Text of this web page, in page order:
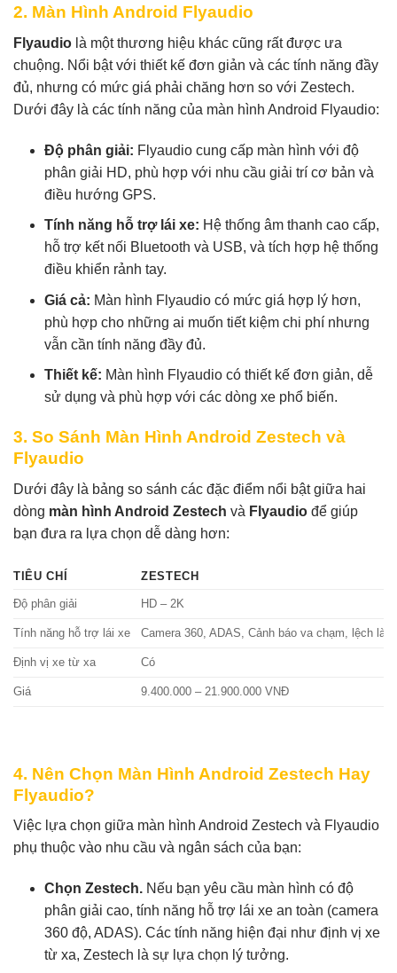
2. Màn Hình Android Flyaudio
Flyaudio là một thương hiệu khác cũng rất được ưa
chuộng. Nổi bật với thiết kế đơn giản và các tính năng đầy
đủ, nhưng có mức giá phải chăng hơn so với Zestech.
Dưới đây là các tính năng của màn hình Android Flyaudio:
Độ phân giải: Flyaudio cung cấp màn hình với độ
phân giải HD, phù hợp với nhu cầu giải trí cơ bản và
điều hướng GPS.
Tính năng hỗ trợ lái xe: Hệ thống âm thanh cao cấp,
hỗ trợ kết nối Bluetooth và USB, và tích hợp hệ thống
điều khiển rảnh tay.
Giá cả: Màn hình Flyaudio có mức giá hợp lý hơn,
phù hợp cho những ai muốn tiết kiệm chi phí nhưng
vẫn cần tính năng đầy đủ.
Thiết kế: Màn hình Flyaudio có thiết kế đơn giản, dễ
sử dụng và phù hợp với các dòng xe phổ biến.
3. So Sánh Màn Hình Android Zestech và
Flyaudio
Dưới đây là bảng so sánh các đặc điểm nổi bật giữa hai
dòng màn hình Android Zestech và Flyaudio để giúp
bạn đưa ra lựa chọn dễ dàng hơn:
TIÊU CHÍ ZESTECH
Độ phân giải HD – 2K
Tính năng hỗ trợ lái xe Camera 360, ADAS, Cảnh báo va chạm, lệch làn
Định vị xe từ xa Có
Giá 9.400.000 – 21.900.000 VNĐ
4. Nên Chọn Màn Hình Android Zestech Hay
Flyaudio?
Việc lựa chọn giữa màn hình Android Zestech và Flyaudio
phụ thuộc vào nhu cầu và ngân sách của bạn:
Chọn Zestech. Nếu bạn yêu cầu màn hình có độ
phân giải cao, tính năng hỗ trợ lái xe an toàn (camera
360 độ, ADAS). Các tính năng hiện đại như định vị xe
từ xa, Zestech là sự lựa chọn lý tưởng.